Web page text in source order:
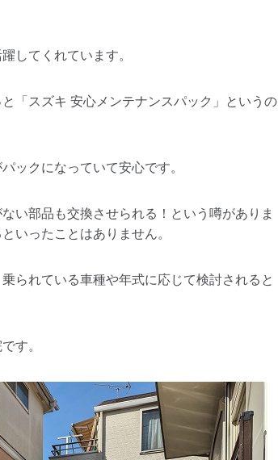
してくれています。
「スズキ 安心メンテナンスパック」というの
ックになっていて安心です。
い部品も交換させられる！という噂がありま
いったことはありません。
られている車種や年式に応じて検討されると
す。